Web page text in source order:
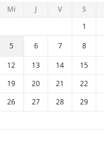
Mi J V S
1
5 6 7 8
12 13 14 15
19 20 21 22
26 27 28 29